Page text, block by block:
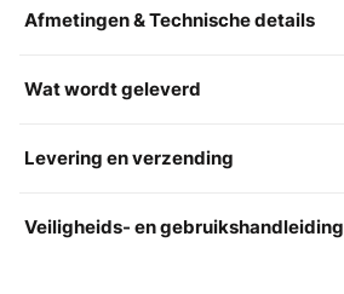
Afmetingen & Technische details
Wat wordt geleverd
Levering en verzending
Veiligheids- en gebruikshandleiding